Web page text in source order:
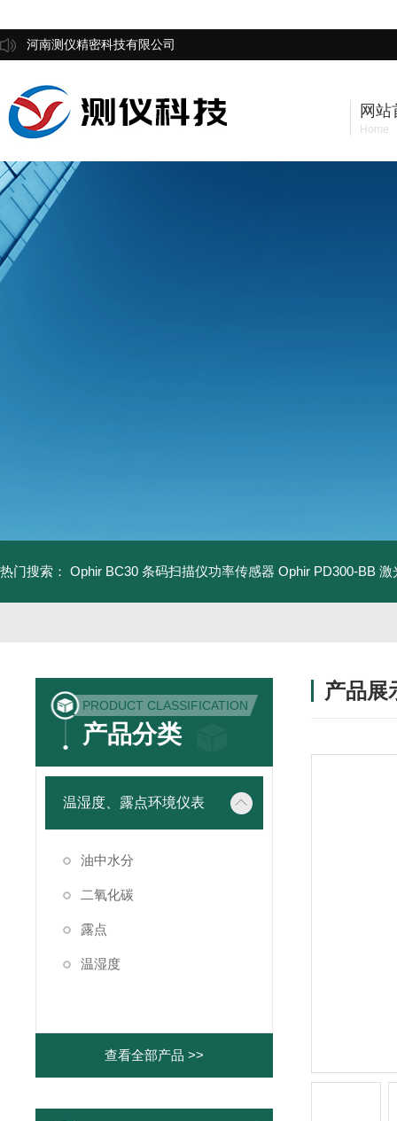
河南测仪精密科技有限公司
网站
Home
热门搜索： Ophir BC30 条码扫描仪功率传感器 Ophir PD300-BB
PRODUCT CLASSIFICATION
产品分类
温湿度、露点环境仪表
油中水分
二氧化碳
露点
温湿度
查看全部产品 >>
产品展